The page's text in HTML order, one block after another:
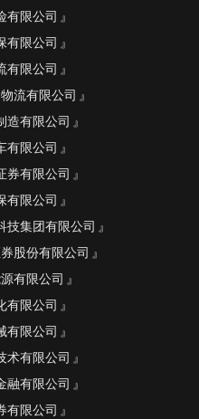
有限公司
有限公司
有限公司
流有限公司
造有限公司
有限公司
券有限公司
有限公司
技集团有限公司
股份有限公司
有限公司
有限公司
有限公司
术有限公司
融有限公司
有限公司